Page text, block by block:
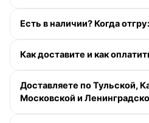
Есть в наличии? Когда
Как доставите и как
Доставляете по Тульской,
Московской и